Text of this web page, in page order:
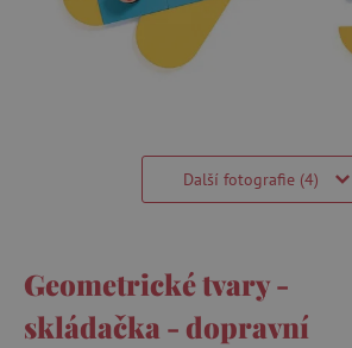
Další fotografie (4)
Geometrické tvary -
skládačka - dopravní